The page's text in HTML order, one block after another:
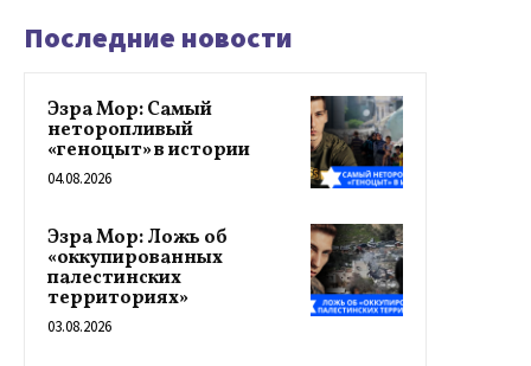
Последние новости
Эзра Мор: Самый
неторопливый
«геноцыт» в истории
04.08.2026
Эзра Мор: Ложь об
«оккупированных
палестинских
территориях»
03.08.2026